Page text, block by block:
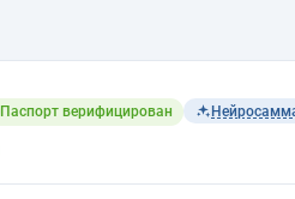
Паспорт верифицирован